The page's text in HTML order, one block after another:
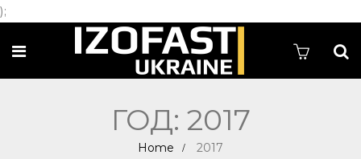
);
ГОД: 2017
Home 2017